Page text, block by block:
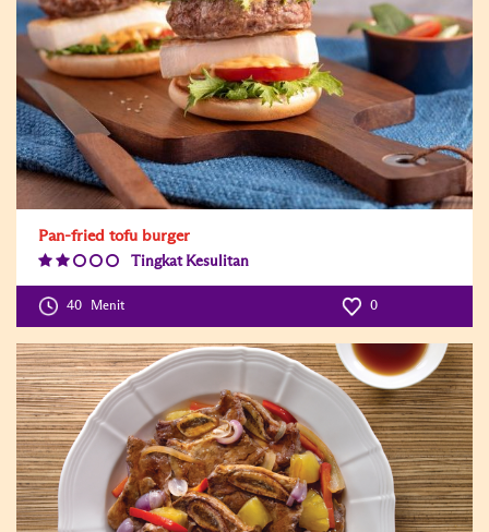
Pan-fried tofu burger
Tingkat Kesulitan
40 Menit 0